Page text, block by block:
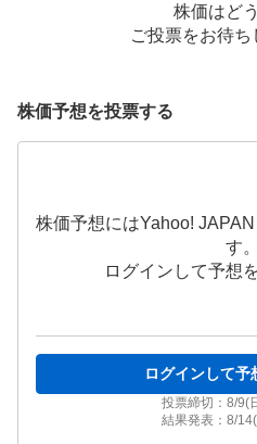
株価はど
ご投票をお待ち
株価予想を投票する
株価予想にはYahoo!
す。
ログインして予想
ログインして予
投票締切： 8/9(
結果発表： 8/